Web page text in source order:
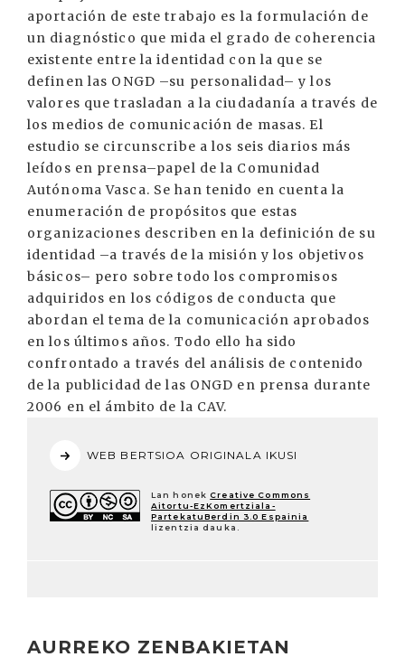
aportación de este trabajo es la formulación de
un diagnóstico que mida el grado de coherencia
existente entre la identidad con la que se
definen las ONGD –su personalidad– y los
valores que trasladan a la ciudadanía a través de
los medios de comunicación de masas. El
estudio se circunscribe a los seis diarios más
leídos en prensa–papel de la Comunidad
Autónoma Vasca. Se han tenido en cuenta la
enumeración de propósitos que estas
organizaciones describen en la definición de su
identidad –a través de la misión y los objetivos
básicos– pero sobre todo los compromisos
adquiridos en los códigos de conducta que
abordan el tema de la comunicación aprobados
en los últimos años. Todo ello ha sido
confrontado a través del análisis de contenido
de la publicidad de las ONGD en prensa durante
2006 en el ámbito de la CAV.
WEB BERTSIOA ORIGINALA IKUSI
Lan honek Creative Commons
Aitortu-EzKomertziala-
PartekatuBerdin 3.0 Espainia
lizentzia dauka.
AURREKO ZENBAKIETAN